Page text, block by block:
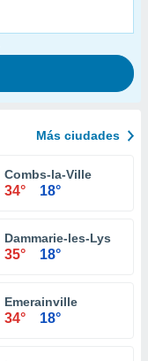
Más ciudades
Combs-la-Ville
34° 18°
Dammarie-les-Lys
35° 18°
Emerainville
34° 18°